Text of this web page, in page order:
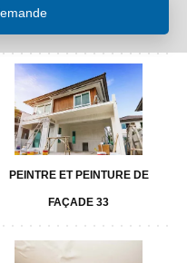
PEINTRE ET PEINTURE DE
FAÇADE 33